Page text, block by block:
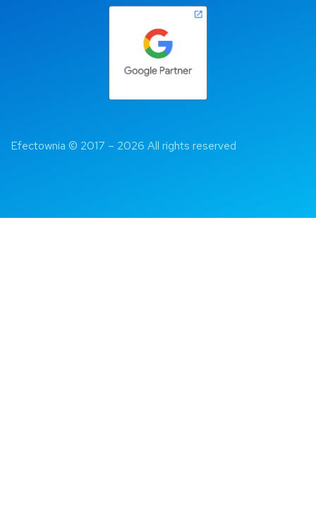
Efectownia © 2017 – 2026 All rights reserved